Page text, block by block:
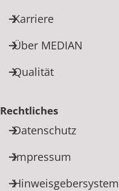
Karriere
Über MEDIAN
Qualität
Rechtliches
Datenschutz
Impressum
Hinweisgebersystem